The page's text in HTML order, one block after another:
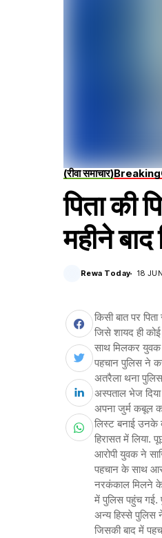
(रीवा समाचार)Breaking
पिता की
महीने
Rewa Today 18
किसी बात पर
जिसे शायद ही
साथ मिलकर
पहचान पुलिस ने
अतरैला थना
अस्पताल भेज
अपना जुर्म कबूल
लिस्ट बनाई उनके
हिरासत में लिया.
आरोपी युवक ने
पहचान के साथ
नरकंकाल मिलने के
में पुलिस पहुंच गई.
अन्य हिस्से पुलिस
जिसकी बाद में